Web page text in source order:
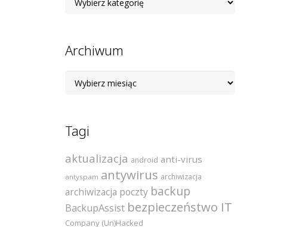
kategorii
Archiwum
Archiwum
Tagi
aktualizacja android anti-virus
antyspam antywirus archiwizacja
archiwizacja poczty backup
BackupAssist bezpieczeństwo IT
Company (Un)Hacked